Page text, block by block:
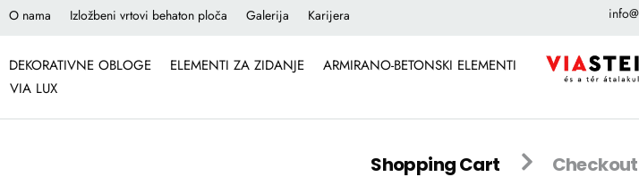
O nama Izložbeni vrtovi behaton ploča Galerija Karijera
DEKORATIVNE OBLOGE ELEMENTI ZA ZIDANJE
ARMIRANO-BETONSKI ELEMENTI
VIA LUX
Shopping Cart Checkout